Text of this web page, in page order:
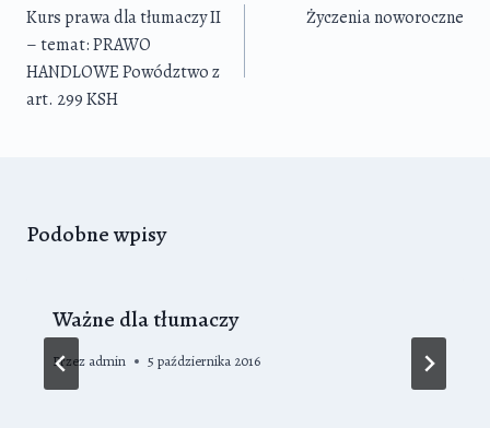
wpisu
Kurs prawa dla tłumaczy II
– temat: PRAWO
HANDLOWE Powództwo z
art. 299 KSH
Życzenia noworoczne
Podobne wpisy
Ważne dla tłumaczy
Przez admin 5 października 2016